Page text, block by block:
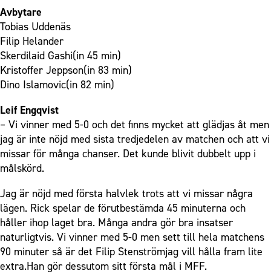
Skolakademier
Fonder
Personuppgiftspolicy
Avbytare
Tobias Uddenäs
Filip Helander
Skerdilaid Gashi(in 45 min)
Kristoffer Jeppson(in 83 min)
Dino Islamovic(in 82 min)
Leif Engqvist
– Vi vinner med 5-0 och det finns mycket att glädjas åt men
jag är inte nöjd med sista tredjedelen av matchen och att vi
missar för många chanser. Det kunde blivit dubbelt upp i
målskörd.
Jag är nöjd med första halvlek trots att vi missar några
lägen. Rick spelar de förutbestämda 45 minuterna och
håller ihop laget bra. Många andra gör bra insatser
naturligtvis. Vi vinner med 5-0 men sett till hela matchens
90 minuter så är det Filip Stenströmjag vill hålla fram lite
extra.Han gör dessutom sitt första mål i MFF.